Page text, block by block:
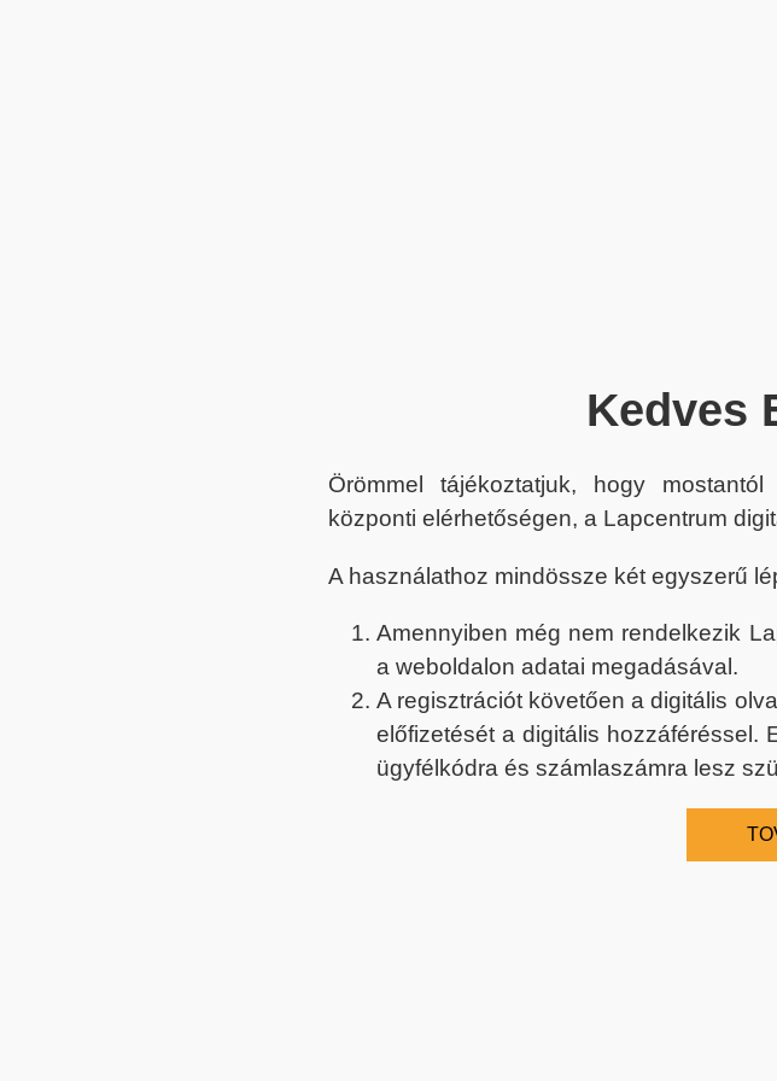
Kedves
Örömmel tájékoztatjuk, hogy
központi elérhetőségen, a Lapcentrum
A használathoz mindössze két egyszerű
Amennyiben még nem rendelkezik
a weboldalon adatai megadásával.
A regisztrációt követően a digitális
előfizetését a digitális hozzáféréssel.
ügyfélkódra és számlaszámra lesz